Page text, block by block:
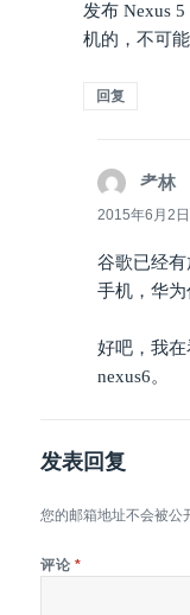
发布 Nexus
机的，不可
回复
耂林说
2015年6月2
谷歌已经
手机，华为
好吧，我
nexus6。
发表回复
您的邮箱地址不会被公
评论 *